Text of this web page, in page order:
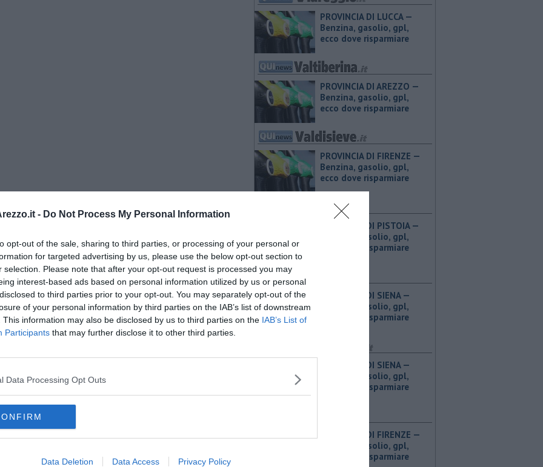
- Do Not Process My Personal Information
opt-out of the sale, sharing to third parties, or processing of your personal or
for targeted advertising by us, please use the below opt-out section to
selection. Please note that after your opt-out request is processed you may
interest-based ads based on personal information utilized by us or personal
to third parties prior to your opt-out. You may separately opt-out of the
of your personal information by third parties on the IAB’s list of downstream
This information may also be disclosed by us to third parties on the IAB’s List of
Participants that may further disclose it to other third parties.
Data Processing Opt Outs
Data Deletion Data Access Privacy Policy
PROVINCIA DI LUCCA — ​
Benzina, gasolio, gpl,
ecco dove risparmiare
PROVINCIA DI AREZZO — ​
Benzina, gasolio, gpl,
ecco dove risparmiare
PROVINCIA DI FIRENZE — ​
Benzina, gasolio, gpl,
ecco dove risparmiare
PROVINCIA DI PISTOIA — ​
Benzina, gasolio, gpl,
ecco dove risparmiare
PROVINCIA DI SIENA — ​
Benzina, gasolio, gpl,
ecco dove risparmiare
PROVINCIA DI SIENA — ​
Benzina, gasolio, gpl,
ecco dove risparmiare
PROVINCIA DI FIRENZE — ​
Benzina, gasolio, gpl,
ecco dove risparmiare